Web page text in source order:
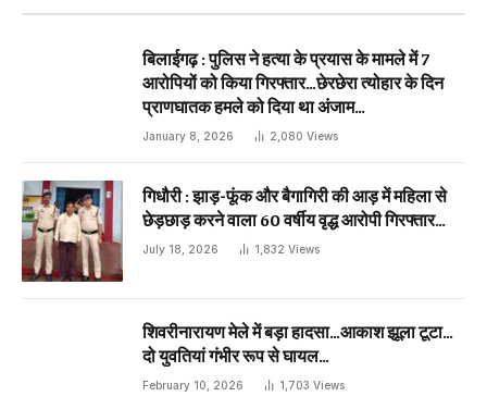
बिलाईगढ़ : पुलिस ने हत्या के प्रयास के मामले में 7
आरोपियों को किया गिरफ्तार…छेरछेरा त्योहार के दिन
प्राणघातक हमले को दिया था अंजाम…
January 8, 2026 2,080 Views
गिधौरी : झाड़-फूंक और बैगागिरी की आड़ में महिला से
छेड़छाड़ करने वाला 60 वर्षीय वृद्ध आरोपी गिरफ्तार…
July 18, 2026 1,832 Views
शिवरीनारायण मेले में बड़ा हादसा…आकाश झूला टूटा…
दो युवतियां गंभीर रूप से घायल…
February 10, 2026 1,703 Views